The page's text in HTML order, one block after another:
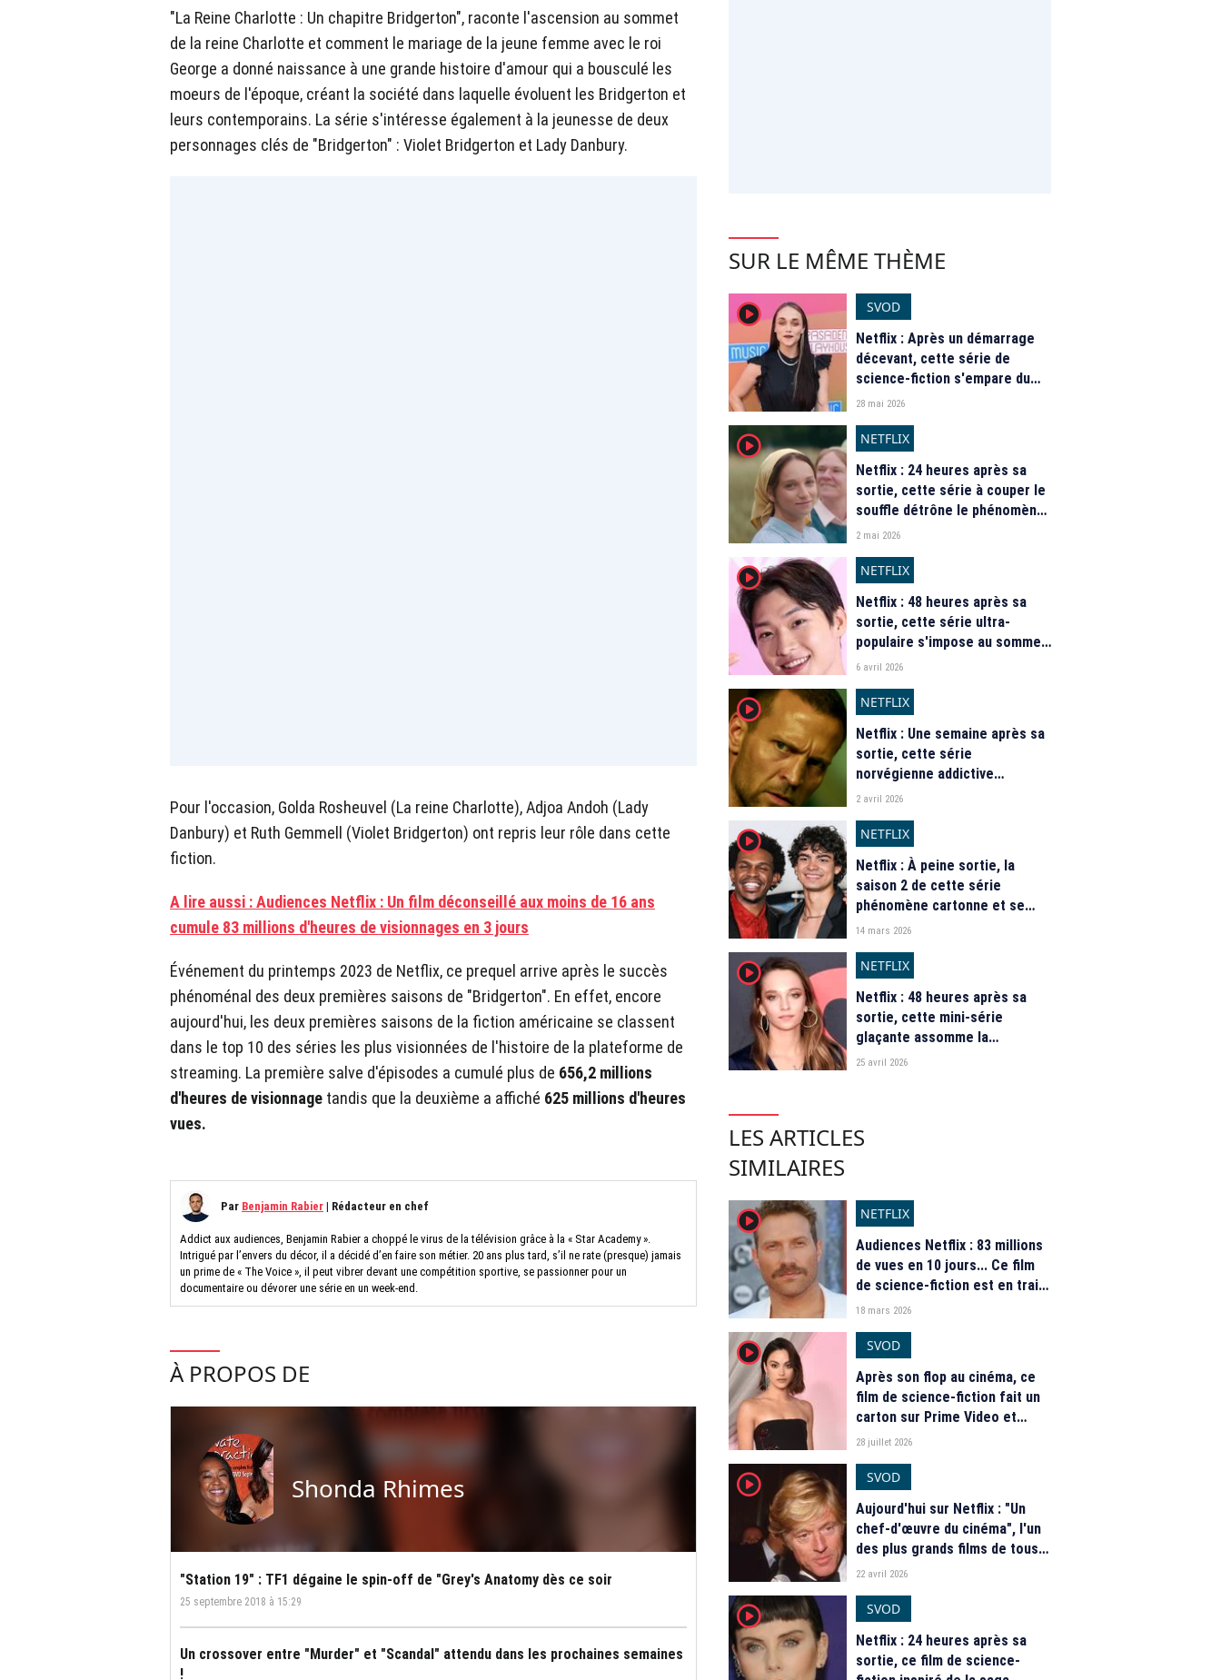
"La Reine Charlotte : Un chapitre Bridgerton", raconte l'ascension au sommet
de la reine Charlotte et comment le mariage de la jeune femme avec le roi
George a donné naissance à une grande histoire d'amour qui a bousculé les
moeurs de l'époque, créant la société dans laquelle évoluent les Bridgerton et
leurs contemporains. La série s'intéresse également à la jeunesse de deux
personnages clés de "Bridgerton" : Violet Bridgerton et Lady Danbury.
Pour l'occasion, Golda Rosheuvel (La reine Charlotte), Adjoa Andoh (Lady
Danbury) et Ruth Gemmell (Violet Bridgerton) ont repris leur rôle dans cette
fiction.
A lire aussi : Audiences Netflix : Un film déconseillé aux moins de 16 ans
cumule 83 millions d'heures de visionnages en 3 jours
Événement du printemps 2023 de Netflix, ce prequel arrive après le succès
phénoménal des deux premières saisons de "Bridgerton". En effet, encore
aujourd'hui, les deux premières saisons de la fiction américaine se classent
dans le top 10 des séries les plus visionnées de l'histoire de la plateforme de
streaming. La première salve d'épisodes a cumulé plus de 656,2 millions
d'heures de visionnage tandis que la deuxième a affiché 625 millions d'heures
vues.
Par Benjamin Rabier | Rédacteur en chef
Addict aux audiences, Benjamin Rabier a choppé le virus de la télévision grâce à la « Star Academy ».
Intrigué par l’envers du décor, il a décidé d’en faire son métier. 20 ans plus tard, s’il ne rate (presque) jamais
un prime de « The Voice », il peut vibrer devant une compétition sportive, se passionner pour un
documentaire ou dévorer une série en un week-end.
À PROPOS DE
Shonda Rhimes
"Station 19" : TF1 dégaine le spin-off de "Grey's Anatomy dès ce soir
25 septembre 2018 à 15:29
Un crossover entre "Murder" et "Scandal" attendu dans les prochaines semaines
!
SUR LE MÊME THÈME
player2
SVOD
Netflix : Après un démarrage
décevant, cette série de
science-fiction s'empare du
sommet du top, 7 jours après
28 mai 2026
player2
NETFLIX
Netflix : 24 heures après sa
sortie, cette série à couper le
souffle détrône le phénomène
"Unchosen" au sommet du top
2 mai 2026
player2
NETFLIX
Netflix : 48 heures après sa
sortie, cette série ultra-
populaire s'impose au sommet
du top mondial
6 avril 2026
player2
NETFLIX
Netflix : Une semaine après sa
sortie, cette série
norvégienne addictive
s'impose au sommet du top
2 avril 2026
player2
NETFLIX
Netflix : À peine sortie, la
saison 2 de cette série
phénomène cartonne et se
hisse au sommet du Top dans
14 mars 2026
player2
NETFLIX
Netflix : 48 heures après sa
sortie, cette mini-série
glaçante assomme la
concurrence et s'installe au
25 avril 2026
LES ARTICLES
SIMILAIRES
player2
NETFLIX
Audiences Netflix : 83 millions
de vues en 10 jours... Ce film
de science-fiction est en train
de devenir un phénomène
18 mars 2026
player2
SVOD
Après son flop au cinéma, ce
film de science-fiction fait un
carton sur Prime Video et
domine le Top mondial
28 juillet 2026
player2
SVOD
Aujourd'hui sur Netflix : "Un
chef-d'œuvre du cinéma", l'un
des plus grands films de tous
les temps débarque
22 avril 2026
player2
SVOD
Netflix : 24 heures après sa
sortie, ce film de science-